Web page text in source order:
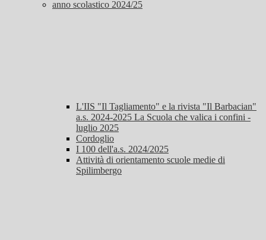
anno scolastico 2024/25
L'IIS "Il Tagliamento" e la rivista "Il Barbacian"
a.s. 2024-2025 La Scuola che valica i confini -
luglio 2025
Cordoglio
I 100 dell'a.s. 2024/2025
Attività di orientamento scuole medie di
Spilimbergo